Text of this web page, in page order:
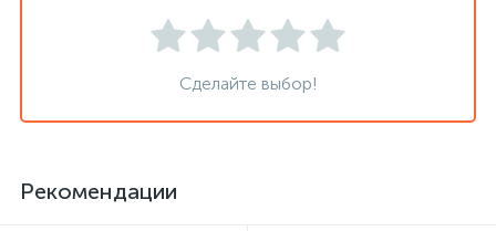
Сделайте выбор!
Рекомендации